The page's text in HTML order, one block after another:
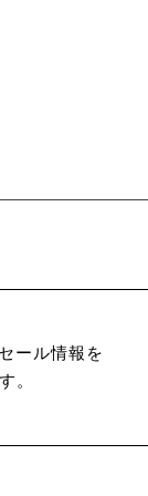
ール情報を
。